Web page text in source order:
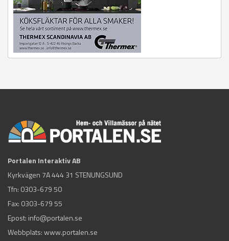
Portalen Interaktiv AB
Kyrkvägen 7A 444 31 STENUNGSUND
Tfn: 0303-679 50
Fax: 0303-679 55
Epost: info@portalen.se
Webbplats: www.portalen.se